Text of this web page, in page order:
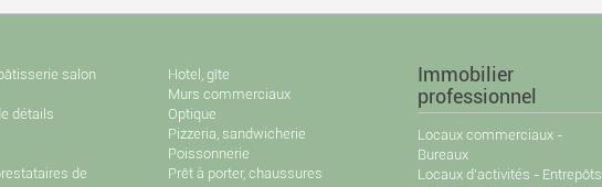
salon
détails
de
Hotel, gîte
Murs commerciaux
Optique
Pizzeria, sandwicherie
Poissonnerie
Prêt à porter, chaussures
Immobilier
professionnel
Locaux commerciaux -
Bureaux
Locaux d'activités - Entrepôts